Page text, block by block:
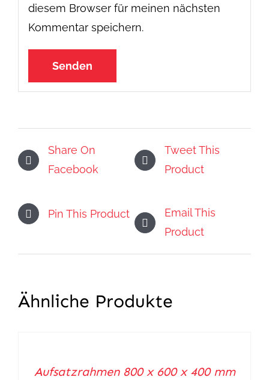
diesem Browser für meinen nächsten
Kommentar speichern.
Share On
Facebook
Tweet This
Product
Pin This Product
Email This
Product
Ähnliche Produkte
Aufsatzrahmen 800 x 600 x 400 mm